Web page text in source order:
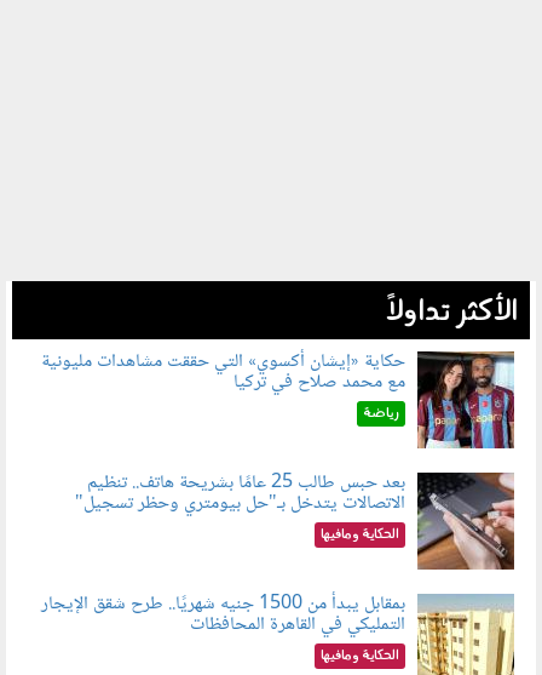
الأكثر تداولاً
080802.jpg
حكاية «إيشان أكسوي» التي حققت مشاهدات مليونية
مع محمد صلاح في تركيا
رياضة
080803.jpg
بعد حبس طالب 25 عامًا بشريحة هاتف.. تنظيم
الاتصالات يتدخل بـ"حل بيومتري وحظر تسجيل"
الحكاية ومافيها
080801.jpg
بمقابل يبدأ من 1500 جنيه شهريًا.. طرح شقق الإيجار
التمليكي في القاهرة المحافظات
الحكاية ومافيها